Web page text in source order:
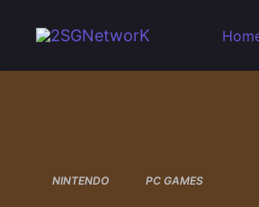
NINTENDO PC GAMES